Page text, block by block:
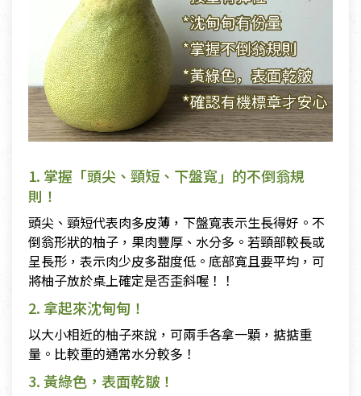
1. 掌握「頭尖、頸短、下盤寬」的不倒翁規
則！
頭尖、頸短代表肉多皮薄，下盤寬表示生長得好。不
倒翁形狀的柚子，果肉豐厚、水分多。若頸部較長或
呈長形，表示肉少皮多甜度低。底部寬且要平均，可
將柚子放於桌上確定是否歪斜喔！！
2. 拿起來沈甸甸！
以大小相近的柚子來說，可兩手各拿一顆，掂掂重
量。比較重的通常水分較多！
3. 黃綠色，表面乾皺！